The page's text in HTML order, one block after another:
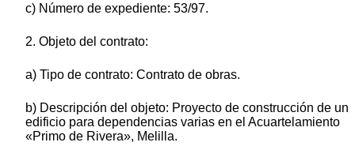
c) Número de expediente: 53/97.
2. Objeto del contrato:
a) Tipo de contrato: Contrato de obras.
b) Descripción del objeto: Proyecto de construcción de un
edificio para dependencias varias en el Acuartelamiento
«Primo de Rivera», Melilla.